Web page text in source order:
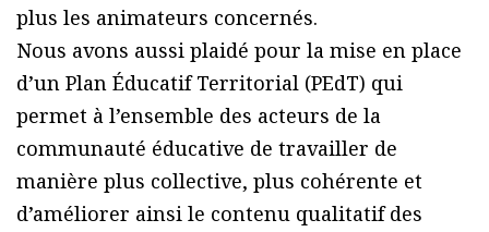
plus les animateurs concernés.
Nous avons aussi plaidé pour la mise en place
d’un Plan Éducatif Territorial (PEdT) qui
permet à l’ensemble des acteurs de la
communauté éducative de travailler de
manière plus collective, plus cohérente et
d’améliorer ainsi le contenu qualitatif des